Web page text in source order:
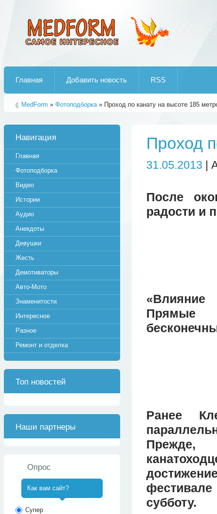
Главная Добавить новость RSS
MedForm » Фотоподборка» Проход по канату на высоте 185
Проход
31.05.2013 |
После
радости и
Прямые
Ранее
Прежде,
субботу.
Навигация
Главная
Фотоподборка
Видео
Истории
Аудио
Анекдоты
Девушки
Жесть
Демотиваторы
Авто-Мото
Знаменитости
Интересное
Разное
Ремонт и отделка
Топ новостей
Наши партнеры
Опрос
Как вам сайт?
Супер